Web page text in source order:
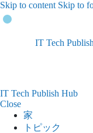
Skip to content Skip to
IT Tech
IT Tech Publish Hub
Close
家
トピック